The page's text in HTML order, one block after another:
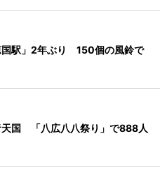
国駅」2年ぶり 150個の風鈴で
天国 「八広八八祭り」で888人